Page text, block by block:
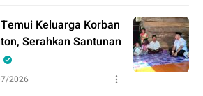
Keluarga Korban
Serahkan Santunan
2026